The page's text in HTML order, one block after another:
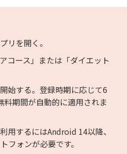
リを開く。
コース」または「ダイエット
始する。登録時期に応じて6
料期間が自動的に適用されま
用するにはAndroid 14以降、
フォンが必要です。